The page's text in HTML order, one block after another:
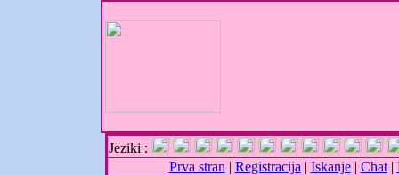
Jeziki :
Prva stran | Registracija | Iskanje| Chat|